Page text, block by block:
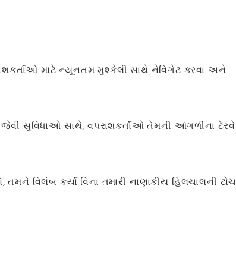
માટે ન્યૂનતમ મુશ્કેલી સાથે નેવિગેટ કરવા અને
સુવિધાઓ સાથે, વપરાશકર્તાઓ તેમની આંગળીના ટેરવે
વિલંબ કર્યા વિના તમારી નાણાકીય હિલચાલની ટોચ